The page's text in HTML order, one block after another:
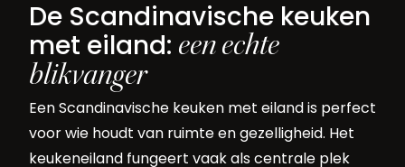
De Scandinavische keuken
met eiland: een echte
blikvanger
Een Scandinavische keuken met eiland is perfect
voor wie houdt van ruimte en gezelligheid. Het
keukeneiland fungeert vaak als centrale plek